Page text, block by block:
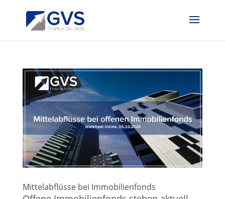
Mittelabflüsse bei Immobilienfonds